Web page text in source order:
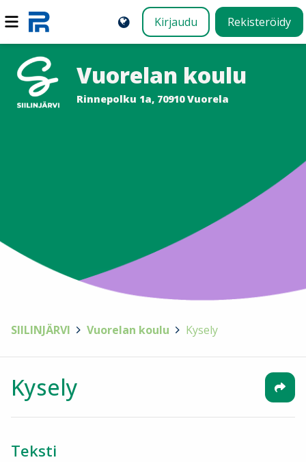
Kirjaudu Rekisteröidy
Vuorelan koulu
Rinnepolku 1a, 70910 Vuorela
SIILINJÄRVI Vuorelan koulu Kysely
Kysely
Teksti